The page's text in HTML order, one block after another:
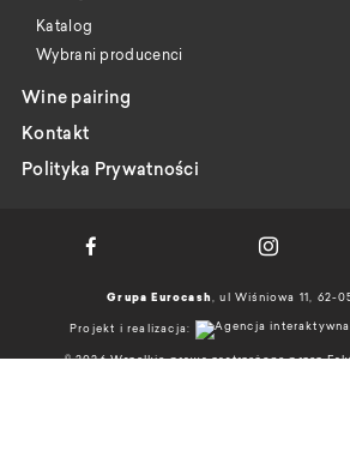
Katalog
Wybrani producenci
Wine pairing
Kontakt
Polityka Prywatności
Grupa Eurocash , ul Wiśniowa 11, 62-
Projekt i realizacja:
© 2026 Wszelkie prawa zastrzeżone przez